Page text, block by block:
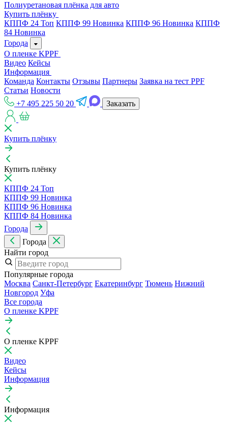
Полиуретановая плёнка для авто
Купить плёнку
КППФ 24 Топ КППФ 99 Новинка КППФ 96 Новинка КППФ
84 Новинка
Города
О пленке KPPF
Видео Кейсы
Информация
Команда Контакты Отзывы Партнеры Заявка на тест PPF
Статьи Новости
+7 495 225 50 20
Заказать
Купить плёнку
Купить плёнку
КППФ 24 Топ
КППФ 99 Новинка
КППФ 96 Новинка
КППФ 84 Новинка
Города
Города
Найти город
Популярные города
Москва Санкт-Петербур Екатеринбур Тюмень Нижний
Новгород Уфа
Все города
О пленке KPPF
О пленке KPPF
Видео
Кейсы
Информация
Информация